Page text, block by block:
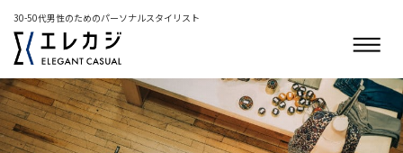
30-50代男性のためのパーソナルスタイリスト